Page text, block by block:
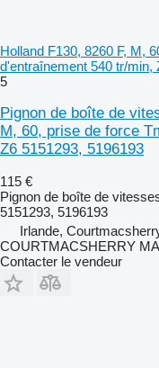
Holland F130, 8260 F, M,
d'entraînement 540 tr/min,
5
Pignon de boîte de
M, 60, prise de force
Z6 5151293, 5196193
115 €
Pignon de boîte de
5151293, 5196193
Irlande,
COURTMACSHERRY
Contacter le vendeur